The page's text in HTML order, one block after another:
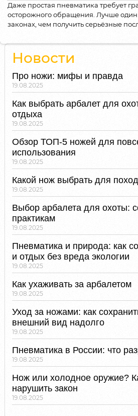
Даже простая пневматика требует
осторожного обращения. Лучше один
законах, чем получить серьёзные
Новости
Про ножи: мифы и правда
19.08.2025
Как выбрать арбалет для
отдыха
19.08.2025
Обзор ТОП-5 ножей для
использования
19.08.2025
Какой нож выбрать для
19.08.2025
Выбор арбалета для охоты:
практикам
19.08.2025
Пневматика и природа: как
и отдых без вреда экологии
19.08.2025
Как ухаживать за арбалетом
19.08.2025
Уход за ножами: как
внешний вид надолго
19.08.2025
Пневматика в России: что
19.08.2025
Нож или холодное оружие?
нарушить закон
19.08.2025